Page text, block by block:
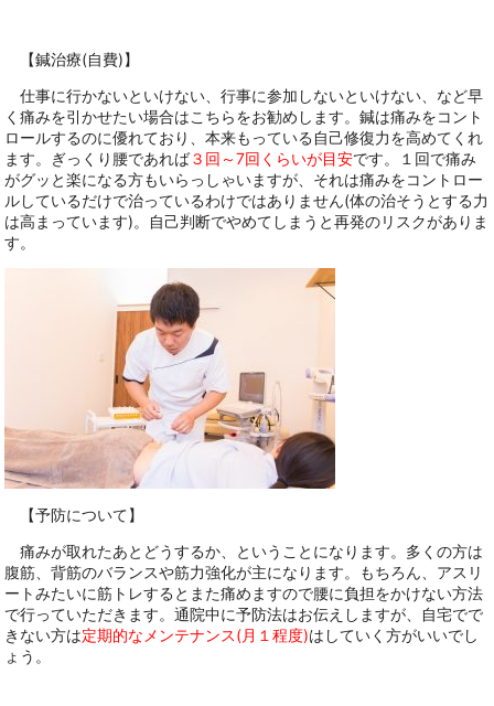
【鍼治療(自費)】
仕事に行かないといけない、行事に参加しないといけない、など早
く痛みを引かせたい場合はこちらをお勧めします。鍼は痛みをコント
ロールするのに優れており、本来もっている自己修復力を高めてくれ
ます。ぎっくり腰であれば３回～7回くらいが目安です。１回で痛み
がグッと楽になる方もいらっしゃいますが、それは痛みをコントロー
ルしているだけで治っているわけではありません(体の治そうとする力
は高まっています)。自己判断でやめてしまうと再発のリスクがありま
す。
【予防について】
痛みが取れたあとどうするか、ということになります。多くの方は
腹筋、背筋のバランスや筋力強化が主になります。もちろん、アスリ
ートみたいに筋トレするとまた痛めますので腰に負担をかけない方法
で行っていただきます。通院中に予防法はお伝えしますが、自宅でで
きない方は定期的なメンテナンス(月１程度)はしていく方がいいでし
ょう。